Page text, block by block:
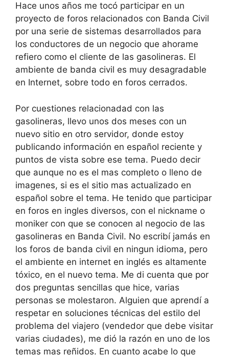
Hace unos años me tocó participar en un
proyecto de foros relacionados con Banda Civil
por una serie de sistemas desarrollados para
los conductores de un negocio que ahorame
refiero como el cliente de las gasolineras. El
ambiente de banda civil es muy desagradable
en Internet, sobre todo en foros cerrados.
Por cuestiones relacionadad con las
gasolineras, llevo unos dos meses con un
nuevo sitio en otro servidor, donde estoy
publicando información en español reciente y
puntos de vista sobre ese tema. Puedo decir
que aunque no es el mas completo o lleno de
imagenes, si es el sitio mas actualizado en
español sobre el tema. He tenido que participar
en foros en ingles diversos, con el nickname o
moniker con que se conocen al negocio de las
gasolineras en Banda Civil. No escribí jamás en
los foros de banda civil en ningun idioma, pero
el ambiente en internet en inglés es altamente
tóxico, en el nuevo tema. Me di cuenta que por
dos preguntas sencillas que hice, varias
personas se molestaron. Alguien que aprendí a
respetar en soluciones técnicas del estilo del
problema del viajero (vendedor que debe visitar
varias ciudades), me dió la razón en uno de los
temas mas reñidos. En cuanto acabe lo que